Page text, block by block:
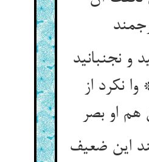
و نجنبانید
نکرد از
این ضعیف